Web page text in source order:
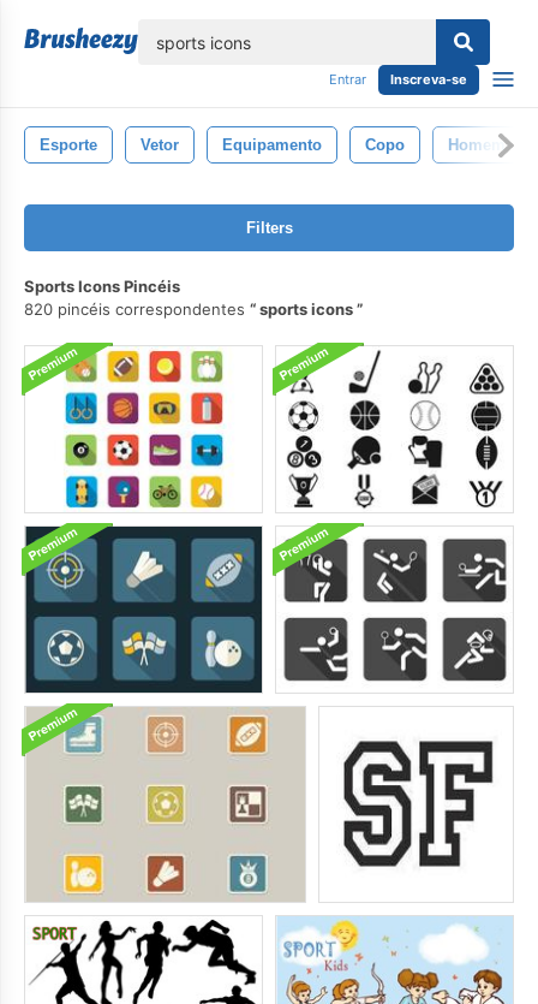
Entrar Inscreva-se
Esporte Vetor Equipamento Copo Homem
Filters
Sports Icons Pincéis
820 pincéis correspondentes
sports icons